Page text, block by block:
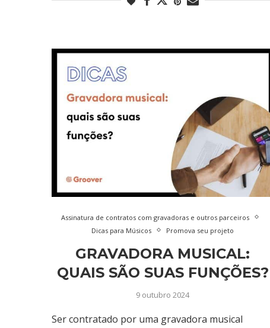
Assinatura de contratos com gravadoras e outros parceiros
Dicas para Músicos
Promova seu projeto
GRAVADORA MUSICAL:
QUAIS SÃO SUAS FUNÇÕES?
9 outubro 2024
Ser contratado por uma gravadora musical